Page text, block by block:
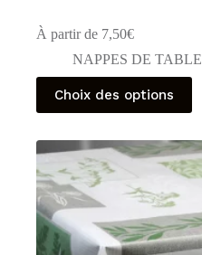
À partir de 7,50€
NAPPES DE TABLE
Choix des options
Ce
produit
a
variations.
options
peuvent
être
choisies
sur